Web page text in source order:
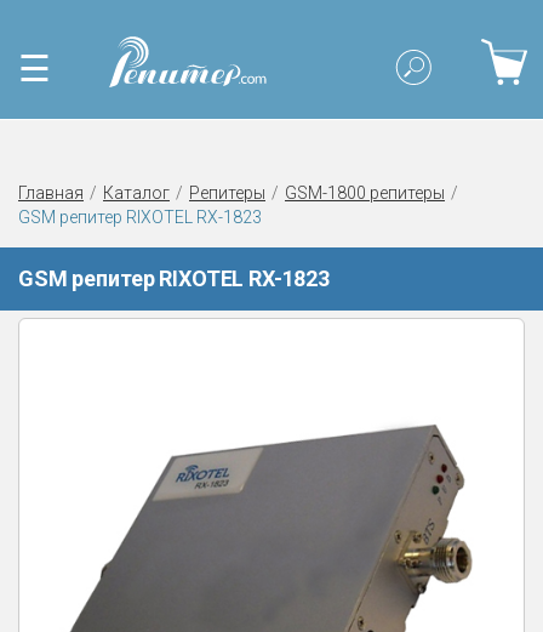
☰
Главная Каталог Репитеры
GSM-1800 репитеры
GSM репитер RIXOTEL RX-1823
GSM репитер RIXOTEL RX-1823